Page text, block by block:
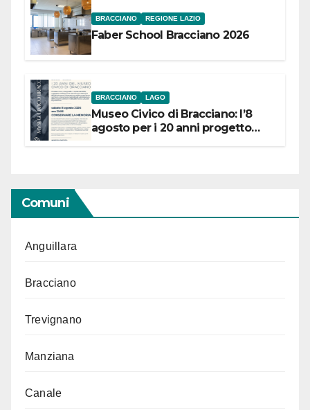
BRACCIANO REGIONE LAZIO
Faber School Bracciano 2026
BRACCIANO LAGO
Museo Civico di Bracciano: l’8
agosto per i 20 anni progetto
Comuni
Anguillara
Bracciano
Trevignano
Manziana
Canale